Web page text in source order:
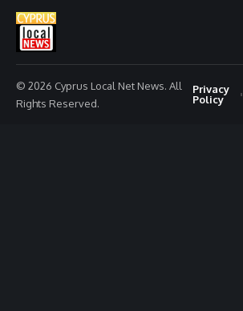
© 2026 Cyprus Local Net News. All
Rights Reserved.
Privacy
Policy